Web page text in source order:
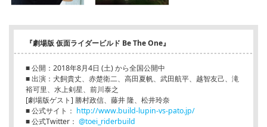
『劇場版 仮面ライダービルド Be The One』
■ 公開：2018年8月4日 (土) から全国公開中
■ 出演：犬飼貴丈、赤楚衛二、高田夏帆、武田航平、越智友己、滝
裕可里、水上剣星、前川泰之
[劇場版ゲスト] 勝村政信、藤井 隆、松井玲奈
■ 公式サイト： http://www.build-lupin-vs-pato.jp/
■ 公式Twitter： @toei_riderbuild